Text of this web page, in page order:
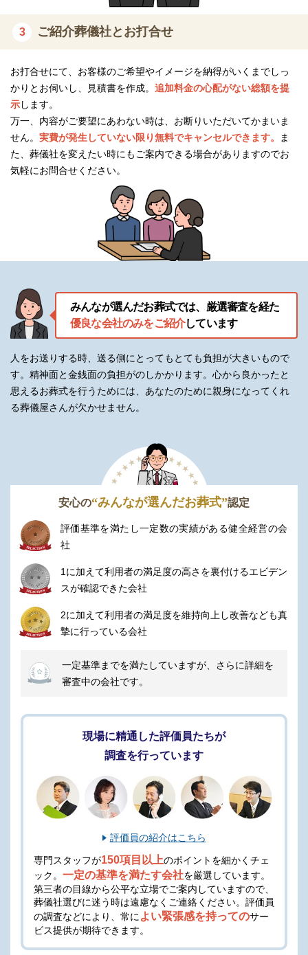
先述の通り家族葬のディアネスは1992年に設立し、30年以上の実
総合葬祭業のプロフェッショナルとして葬儀部門はもちろん「仏
壇・仏具販売製造」「石材・墓石販売」など幅広い業務を展開し
ています。
仏壇・仏具は、家族葬のディアネスの仏具店で購入・相談いただ
けます。
札幌市白石区の利便性が良い場所にて年中無休で営業していま
お仏壇の展示本数は、100本以上と地域最大級の品揃えです。
幅広い業務を展開しているため、相談や準備をまとめて行えま
家族葬のディアネスのおすすめポイント
家族葬のディアネスは、葬儀後のアフターサポートのほかにおす
「無料会員制度」などさまざまです。
以下で家族葬のディアネスのおすすめポイントをご紹介いたしま
す。
度があります。
「ディアネス会員」への入会で得られる特典は、以下の通りで
す。
お葬式料金最大15万円割引
式場使用料10万円割引
人形供養祭など各種イベントへの優待
葬儀後も安心サポート
会報誌のお届け
入会は施設だけでなく、電話やオンラインでも申請可能です。
葬儀費用を安くおさえたい方は、入会をおすすめします。
家族葬のディアネスの式場は、家族葬専用の1日1組完全貸切型の
葬儀場です。
他家の目や音を気にすることなく過ごせて、安心して落ち着いた
邸宅型の家族葬専用式場で、告別式前夜の付き添いなど夜間もお
過ごしいただくことも可能です。
式場は白を基調とした明るく清潔感のある空間となっています。
貸切型の葬儀場を利用したい方や家族葬を執り行いたい方におす
すめの葬儀会社です。
3 ご紹介葬儀社とお打合せ
お打合せにて、お客様のご希望やイメージを納得がいくまでしっ
かりとお伺いし、見積書を作成。 追加料金の心配がない総額を提
示します。
万一、内容がご要望にあわない時は、お断りいただいてかまいま
せん。 実費が発生していない限り無料でキャンセルできます。
ま
た、葬儀社を変えたい時にもご案内できる場合がありますのでお
気軽にお問合せください。
みんなが選んだお葬式では、厳選審査を経た
優良な会社のみをご紹介しています
人をお送りする時、送る側にとってもとても負担が大きいもので
す。精神面と金銭面の負担がのしかかります。 心から良かったと
思えるお葬式を行うためには、あなたのために親身になってくれ
る葬儀屋さんが欠かせません。
安心の“みんなが選んだお葬式”認定
評価基準を満たし一定数の実績がある健全経営の会
社
1に加えて利用者の満足度の高さを裏付けるエビデン
スが確認できた会社
2に加えて利用者の満足度を維持向上し改善なども真
摯に行っている会社
一定基準までを満たしていますが、さらに詳細を
審査中の会社です。
現場に精通した評価員たちが
調査を行っています
評価員の紹介はこちら
専門スタッフが150項目以上のポイントを細かくチェ
ック。 一定の基準を満たす会社を厳選しています。
第三者の目線から公平な立場でご案内していますので、
葬儀社選びに迷う時は遠慮なくご連絡ください。 評価員
の調査などにより、常に よい緊張感を持ってのサー
ビス提供が期待できます。